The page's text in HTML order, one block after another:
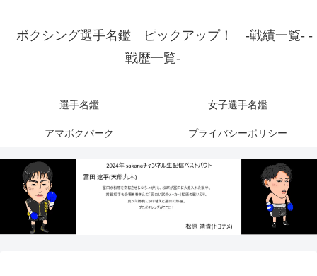
ボクシング選手名鑑 ピックアップ！ -戦績一覧- -
戦歴一覧-
選手名鑑 女子選手名鑑
アマボクパーク プライバシーポリシー